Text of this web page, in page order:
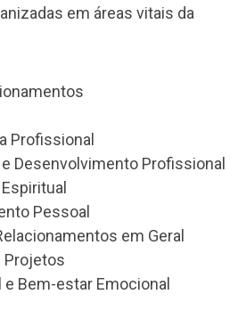
em áreas vitais da
Profissional
Desenvolvimento Profissional
Pessoal
em Geral
Projetos
e Bem-estar Emocional